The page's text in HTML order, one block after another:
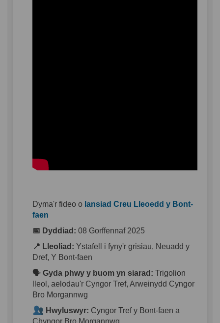
Dyma'r fideo o lansiad Creu Lleoedd y Bont-
faen
📅 Dyddiad : 08 Gorffennaf2025
📍 Lleoliad : Ystafell i fyny'r grisiau, Neuadd y
Dref, Y Bont-faen
🗣️ Gyda phwy y buom yn siarad : Trigolion
lleol , aelodau'r Cyngor Tref, Arweinydd Cyngor
Bro Morgannwg
Hwyluswyr: Cyngor Tref y Bont-faen a